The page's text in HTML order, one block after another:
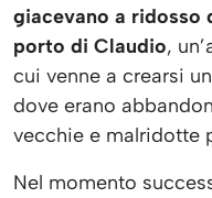
giacevano a ridosso
porto di Claudio,
cui venne a crearsi
dove erano
vecchie e malridotte
Nel momento